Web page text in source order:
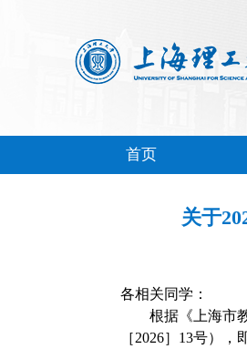
首页
关于
各相关同学：
根据《上海市
［2026］ 13号），